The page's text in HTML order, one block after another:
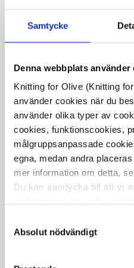
Samtycke
Denna webbplats använder
Knitting for Olive (Knitting for
använder cookies när du
använder olika typer av
cookies, funktionscookies,
målgruppsanpassade
egna, medan andra
mer information om detta,
Du kan samtycka till att vi
egenskap av
Du kan när som helst
avAbsolut nödvändigt
KNITTING FOR OLIVE
MERINO - CLOUD
SALE PRICE
€8,60